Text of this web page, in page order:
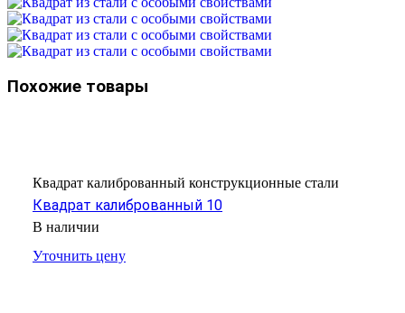
Похожие товары
Квадрат калиброванный конструкционные стали
Квадрат калиброванный 10
В наличии
Уточнить цену